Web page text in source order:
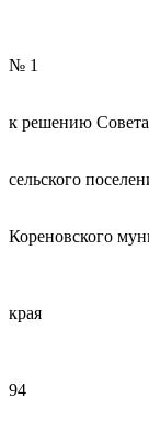
№ 1
к решению Совета
сельского
Кореновского
от 22
94